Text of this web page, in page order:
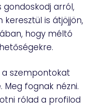
gondoskodj arról,
keresztül is átjöjjön,
hogy méltó
a szempontokat
fognak nézni.
rólad a profilod